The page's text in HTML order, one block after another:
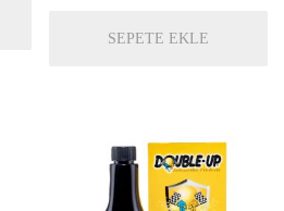
SEPETE EKLE